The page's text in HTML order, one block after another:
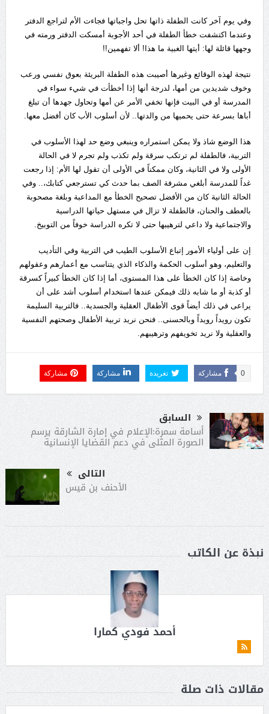
وفي يوم آخر كانت الطفلة ذاتها تحل واجباتها فجاءت الأم لتراجع الدفتر
وعندما اكتشفت خطأ الطفلة في أحد الأجوبة أمسكت الدفتر ورمته في
وجهها قائلة لها: أيتها الغبية ما هذا! ألا تفهمين!!
نتيجة لهذه الوقائع وغيرها أصيبت هذه الطفلة البريئة بعوق نفسي ورعب
وخوف شديدين من أمها، لدرجة أنها إذا أخطأت في شيء سواء في
المدرسة أو في البيت فإنها تخفي الأمر عن أمها وتحاول جهدها أن تبلغ
أباها بسرعة حتى يحميها من والدتها.. لأن أسلوب الأب كان أفضل معها.
هذا الوضع شاذ ولا يمكن استمراره وينبغي وضع حد لهذا الأسلوب في
التربية، فالطفلة لم ترتكب سرقة ولم تكذب ولم تجرم لا في الحالة
الأولى ولا في الثانية، وكان ممكناً في الأولى أن تقول لها الأم: إذا رجعت
غداً للمدرسة أبلغي مشرفة الصف بما حدث كي تسترجعي كتابك،.. وفي
الحالة الثانية كان من الأفضل تصحيح الخطأ مع المداعبة وبلغة مصحوبة
بالعطف والحنان، فالطفلة لا تزال في مستهل حياتها الدراسية
والاجتماعية ولا داعي لترهيبها حتى لا تكره الدراسة خوفاً من التوبيخ.
إن على أولياء الأمور إتباع الأسلوب الطيب في التربية وفي التأديب
والتعليم، وهو أسلوب الحكمة والذكاء الذي يتناسب مع أعمارهم وعقولهم
وخاصة إذا كان الخطأ على هذا المستوى، أما إذا كان الخطأ كبيراً كسرقة
أو كذبة أو ما شابه ذلك فيمكن عندها استخدام أسلوب أشد على أن
يراعى في ذلك أيضاً قوى الأطفال العقلية والجسدية.. فالتربية السليمة
تكون رويداً رويداً وبالحسنى.. فنحن نريد تربية الأطفال وصحتهم النفسية
والعقلية ولا نريد تخويفهم وترهيبهم.
مشاركة 0 تغريدة مشاركة مشاركة
السابق
أسامة سمرة:الإعلام في إمارة الشارقة يرسم
الصورة المثلى في دعم القضايا الإنسانية
التالى
الأحنف بن قيس
نبذة عن الكاتب
أحمد فودي كمارا
مقالات ذات صلة